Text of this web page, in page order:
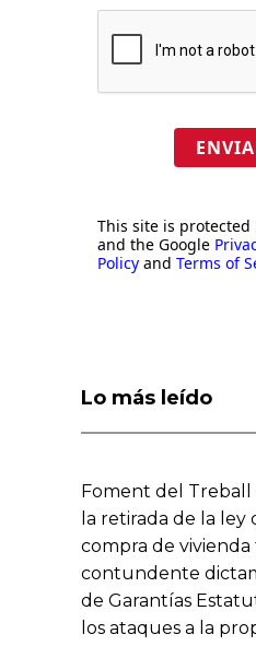
This site is protected
and the Google
Policy and Terms of
Lo más leído
Foment del
la retirada de la
compra de vivienda
contundente
de Garantías
los ataques a la